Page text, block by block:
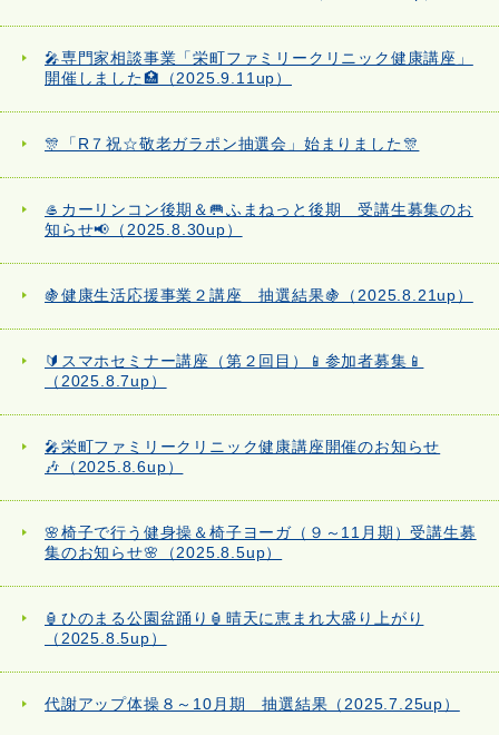
🎤専門家相談事業「栄町ファミリークリニック健康講座」
開催しました🏥（2025.9.11up）
🎊「R７祝☆敬老ガラポン抽選会」始まりました🎊
🥌カーリンコン後期＆🥅ふまねっと後期 受講生募集のお
知らせ📢（2025.8.30up）
🍇健康生活応援事業２講座 抽選結果🍇（2025.8.21up）
🔰スマホセミナー講座（第２回目）📱参加者募集📱
（2025.8.7up）
🎤栄町ファミリークリニック健康講座開催のお知らせ
🎶（2025.8.6up）
🌸椅子で行う健身操＆椅子ヨーガ（９～11月期）受講生募
集のお知らせ🌸（2025.8.5up）
🏮ひのまる公園盆踊り🏮晴天に恵まれ大盛り上がり
（2025.8.5up）
代謝アップ体操８～10月期 抽選結果（2025.7.25up）